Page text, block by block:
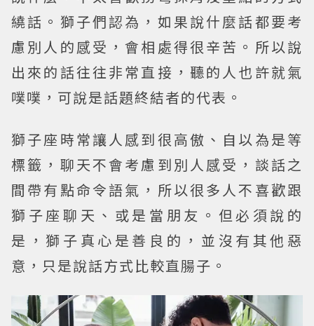
繞話。獅子們認為，如果說什麼話都要考
慮別人的感受，會相處得很辛苦。所以說
出來的話往往非常直接，聽的人也許就氣
噗噗，可說是話題終結者的代表。
獅子座時常讓人感到很高傲、自以為是等
標籤，聊天不會考慮到別人感受，談話之
間帶有點命令語氣，所以很多人不喜歡跟
獅子座聊天、或是當朋友。但必須說的
是，獅子真心是善良的，並沒有其他惡
意，只是說話方式比較直腸子。